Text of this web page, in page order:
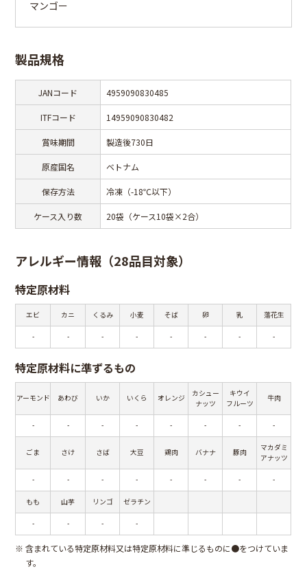
マンゴー
製品規格
JANコード 4959090830485
ITFコード 14959090830482
賞味期間 製造後730日
原産国名 ベトナム
保存方法 冷凍（-18℃以下）
ケース入り数 20袋（ケース10袋×2合）
アレルギー情報（28品目対象）
特定原材料
エビ カニ くるみ 小麦 そば 卵 乳 落花生
- - - - - - - -
特定原材料に準ずるもの
アーモンド あわび いか いくら オレンジ
カシュー
ナッツ
キウイ
フルーツ
牛肉
- - - - - - - -
ごま さけ さば 大豆 鶏肉 バナナ 豚肉
マカダミ
アナッツ
- - - - - - - -
もも 山芋 リンゴ ゼラチン
- - - -
※ 含まれている特定原材料又は特定原材料に準じるものに●をつけていま
す。